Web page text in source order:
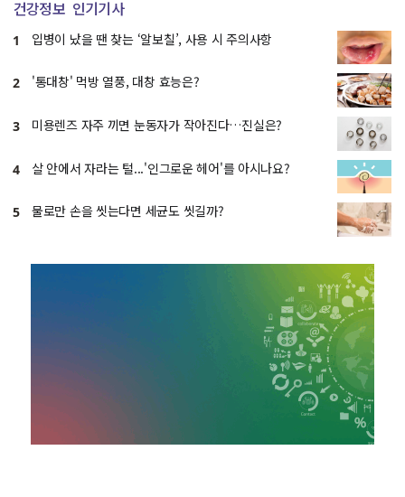
건강정보 인기기사
1 입병이 났을 땐 찾는 ‘알보칠’, 사용 시 주의사항
2 '통대창' 먹방 열풍, 대창 효능은?
3 미용렌즈 자주 끼면 눈동자가 작아진다…진실은?
4 살 안에서 자라는 털...'인그로운 헤어'를 아시나요?
5 물로만 손을 씻는다면 세균도 씻길까?